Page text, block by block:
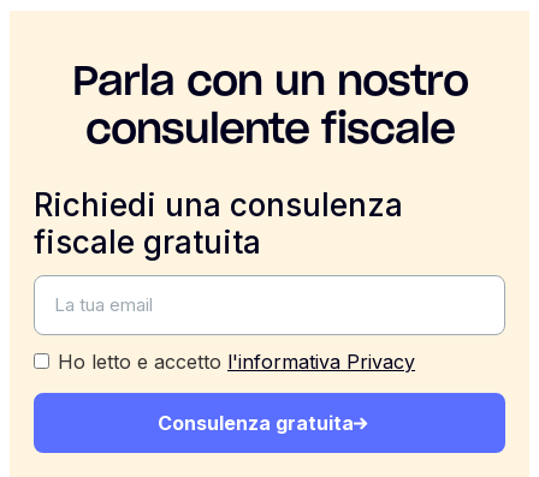
Parla con un nostro
consulente fiscale
Richiedi una consulenza
fiscale gratuita
Ho letto e accetto l'informativa Privacy
Consulenza gratuita